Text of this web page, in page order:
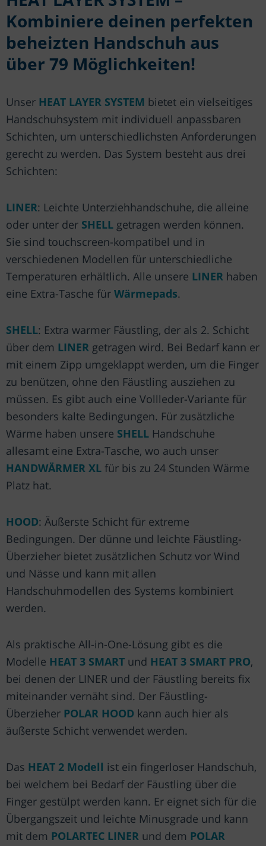
Kombiniere deinen perfekten
beheizten Handschuh aus
über 79 Möglichkeiten!
Unser HEAT LAYER SYSTEM bietet ein vielseitiges
Handschuhsystem mit individuell anpassbaren
Schichten, um unterschiedlichsten Anforderungen
gerecht zu werden. Das System besteht aus drei
Schichten:
LINER: Leichte Unterziehhandschuhe, die alleine
oder unter der SHELL getragen werden können.
Sie sind touchscreen-kompatibel und in
verschiedenen Modellen für unterschiedliche
Temperaturen erhältlich. Alle unsere LINER haben
eine Extra-Tasche für Wärmepads.
SHELL: Extra warmer Fäustling, der als 2. Schicht
über dem LINER getragen wird. Bei Bedarf kann er
mit einem Zipp umgeklappt werden, um die Finger
zu benützen, ohne den Fäustling ausziehen zu
müssen. Es gibt auch eine Vollleder-Variante für
besonders kalte Bedingungen. Für zusätzliche
Wärme haben unsere SHELL Handschuhe
allesamt eine Extra-Tasche, wo auch unser
HANDWÄRMER XL für bis zu 24 Stunden Wärme
Platz hat.
HOOD: Äußerste Schicht für extreme
Bedingungen. Der dünne und leichte Fäustling-
Überzieher bietet zusätzlichen Schutz vor Wind
und Nässe und kann mit allen
Handschuhmodellen des Systems kombiniert
werden.
Als praktische All-in-One-Lösung gibt es die
Modelle HEAT 3 SMART und HEAT 3 SMART PRO,
bei denen der LINER und der Fäustling bereits fix
miteinander vernäht sind. Der Fäustling-
Überzieher POLAR HOOD kann auch hier als
äußerste Schicht verwendet werden.
Das HEAT 2 Modell ist ein fingerloser Handschuh,
bei welchem bei Bedarf der Fäustling über die
Finger gestülpt werden kann. Er eignet sich für die
Übergangszeit und leichte Minusgrade und kann
mit dem POLARTEC LINER und dem POLAR